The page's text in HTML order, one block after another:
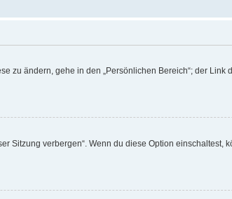
ändern, gehe in den „Persönlichen Bereich“; der Link
Sitzung verbergen“. Wenn du diese Option einschaltest,